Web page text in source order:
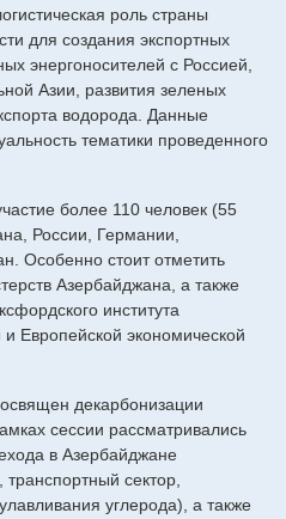
роль страны
для создания экспортных
энергоносителей с Россией,
Азии, развития зеленых
водорода. Данные
тематики проведенного
более 110 человек (55
России, Германии,
Особенно стоит отметить
Азербайджана, а также
института
и Европейской экономической
декарбонизации
сессии рассматривались
в Азербайджане
сектор,
углерода), а также